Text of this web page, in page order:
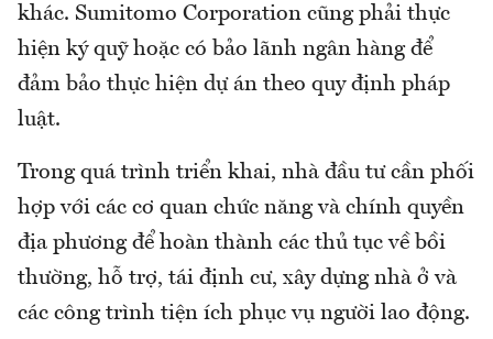
khác. Sumitomo Corporation cũng phải thực
hiện ký quỹ hoặc có bảo lãnh ngân hàng để
đảm bảo thực hiện dự án theo quy định pháp
luật.
Trong quá trình triển khai, nhà đầu tư cần phối
hợp với các cơ quan chức năng và chính quyền
địa phương để hoàn thành các thủ tục về bồi
thường, hỗ trợ, tái định cư, xây dựng nhà ở và
các công trình tiện ích phục vụ người lao động.